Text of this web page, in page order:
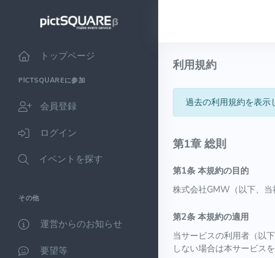
トップページ
PICTSQUAREに参加
会員登録
ログイン
イベントを探す
その他
運営からのお知らせ
要望等
利用規約
過去の利用規約を表示
第1章 総則
第1条 本規約の目的
株式会社GMW（以下、当
第2条 本規約の適用
当サービスの利用者（以
しない場合は本サービス